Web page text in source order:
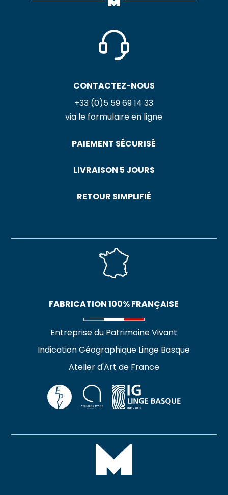
CONTACTEZ-NOUS
+33 (0)5 59 69 14 33
via le formulaire en ligne
PAIEMENT SÉCURISÉ
LIVRAISON 5 JOURS
RETOUR SIMPLIFIÉ
FABRICATION 100% FRANÇAISE
Entreprise du Patrimoine Vivant
Indication Géographique Linge Basque
Atelier d'Art de France